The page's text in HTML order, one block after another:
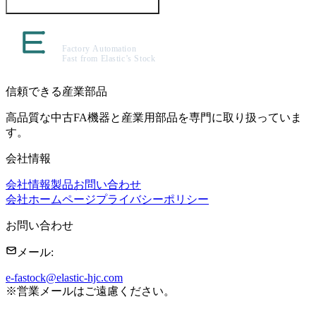
信頼できる産業部品
高品質な中古FA機器と産業用部品を専門に取り扱っていま
す。
会社情報
会社情報製品お問い合わせ
会社ホームページプライバシーポリシー
お問い合わせ
メール:
e-fastock@elastic-hjc.com
※営業メールはご遠慮ください。